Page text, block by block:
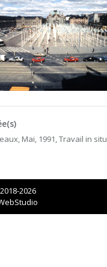
Mai, 1991, Travail in situ
2026